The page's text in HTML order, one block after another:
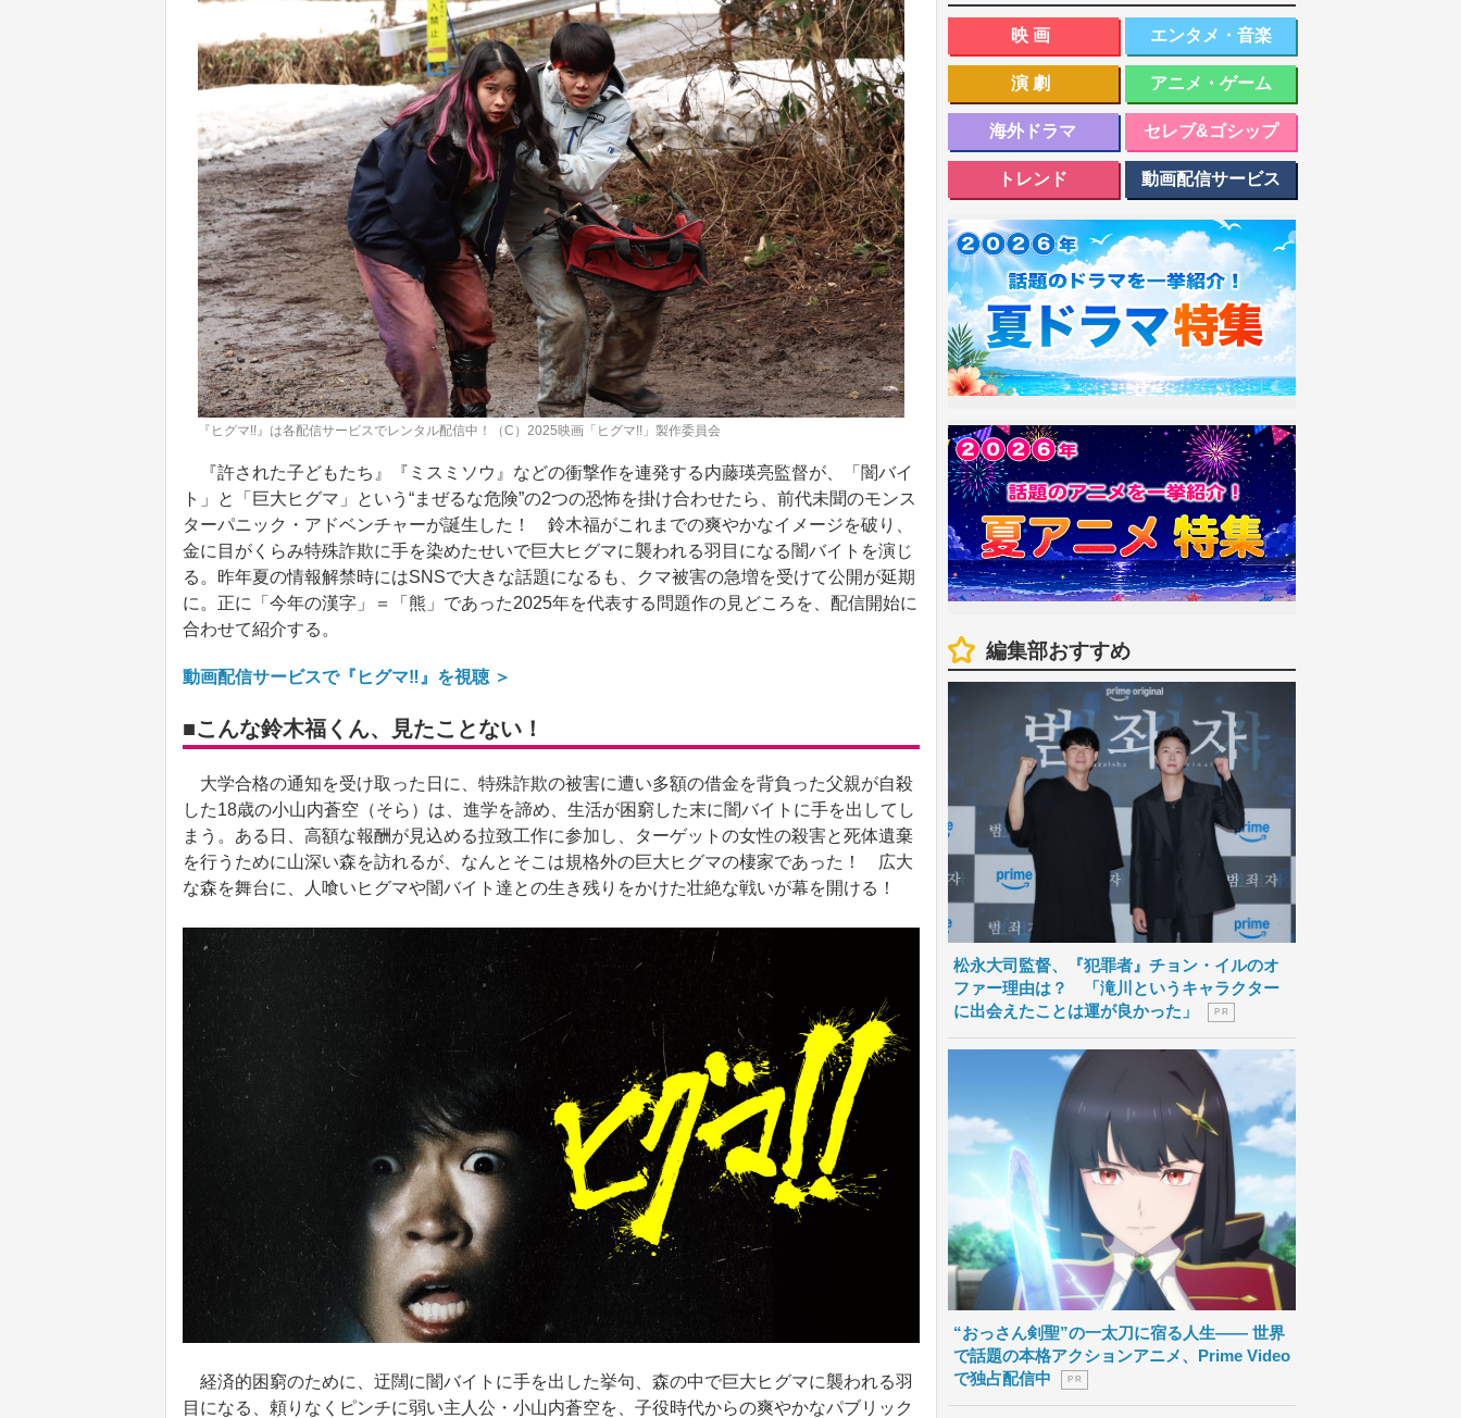
『ヒグマ!!』は各配信サービスでレンタル配信中！（C）2025映画「ヒグマ!!」製作委員会
『許された子どもたち』『ミスミソウ』などの衝撃作を連発する内藤瑛亮監督が、「闇バイ
ト」と「巨大ヒグマ」という“まぜるな危険”の2つの恐怖を掛け合わせたら、前代未聞のモンス
ターパニック・アドベンチャーが誕生した！ 鈴木福がこれまでの爽やかなイメージを破り、
金に目がくらみ特殊詐欺に手を染めたせいで巨大ヒグマに襲われる羽目になる闇バイトを演じ
る。昨年夏の情報解禁時にはSNSで大きな話題になるも、クマ被害の急増を受けて公開が延期
に。正に「今年の漢字」＝「熊」であった2025年を代表する問題作の見どころを、配信開始に
合わせて紹介する。
動画配信サービスで『ヒグマ‼』を視聴 ＞
■こんな鈴木福くん、見たことない！
大学合格の通知を受け取った日に、特殊詐欺の被害に遭い多額の借金を背負った父親が自殺
した18歳の小山内蒼空（そら）は、進学を諦め、生活が困窮した末に闇バイトに手を出してし
まう。ある日、高額な報酬が見込める拉致工作に参加し、ターゲットの女性の殺害と死体遺棄
を行うために山深い森を訪れるが、なんとそこは規格外の巨大ヒグマの棲家であった！ 広大
な森を舞台に、人喰いヒグマや闇バイト達との生き残りをかけた壮絶な戦いが幕を開ける！
経済的困窮のために、迂闊に闇バイトに手を出した挙句、森の中で巨大ヒグマに襲われる羽
目になる、頼りなくピンチに弱い主人公・小山内蒼空を、子役時代からの爽やかなパブリック
映画 エンタメ・音楽
演劇 アニメ・ゲーム
海外ドラマ セレブ&ゴシップ
トレンド 動画配信サービス
編集部おすすめ
松永大司監督、『犯罪者』チョン・イルのオ
ファー理由は？ 「滝川というキャラクター
に出会えたことは運が良かった」
P R
“おっさん剣聖”の一太刀に宿る人生―― 世界
で話題の本格アクションアニメ、Prime Video
で独占配信中
P R